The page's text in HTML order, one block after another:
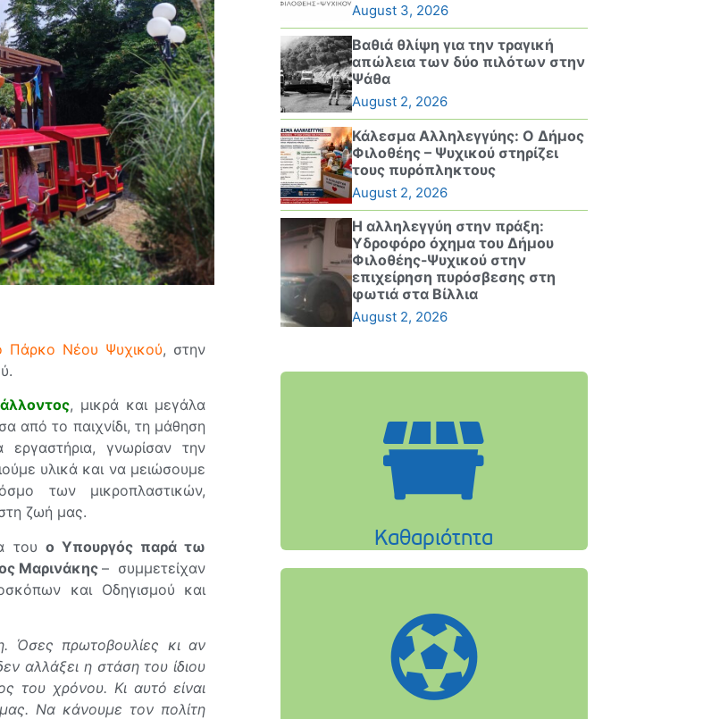
Πάρκο Νέου Ψυχικού, στην
, μικρά και μεγάλα
από το παιχνίδι, τη μάθηση
εργαστήρια, γνωρίσαν την
υλικά και να μειώσουμε
των μικροπλαστικών,
ζωή μας.
του ο Υπουργός παρά τω
Μαρινάκης– συμμετείχαν
και Οδηγισμού και
Όσες πρωτοβουλίες κι αν
αλλάξει η στάση του ίδιου
του χρόνου. Κι αυτό είναι
Να κάνουμε τον πολίτη
August 3, 2026
Βαθιά θλίψη για την τραγική
απώλεια των δύο πιλότων στην
Ψάθα
August 2, 2026
Κάλεσμα Αλληλεγγύης: Ο Δήμος
Φιλοθέης – Ψυχικού στηρίζει
τους πυρόπληκτους
August 2, 2026
Η αλληλεγγύη στην πράξη:
Υδροφόρο όχημα του Δήμου
Φιλοθέης-Ψυχικού στην
επιχείρηση πυρόσβεσης στη
φωτιά στα Βίλλια
August 2, 2026